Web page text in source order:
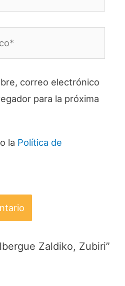
correo electrónico
para la próxima
la Política de
Zaldiko, Zubiri”